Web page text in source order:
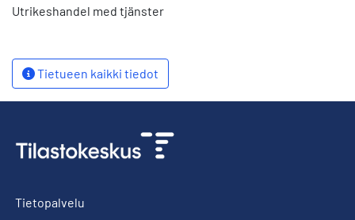
Utrikeshandel med tjänster
Tietueen kaikki tiedot
Tietopalvelu